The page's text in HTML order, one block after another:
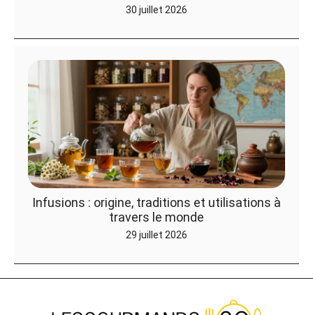
30 juillet 2026
Infusions : origine, traditions et utilisations à
travers le monde
29 juillet 2026